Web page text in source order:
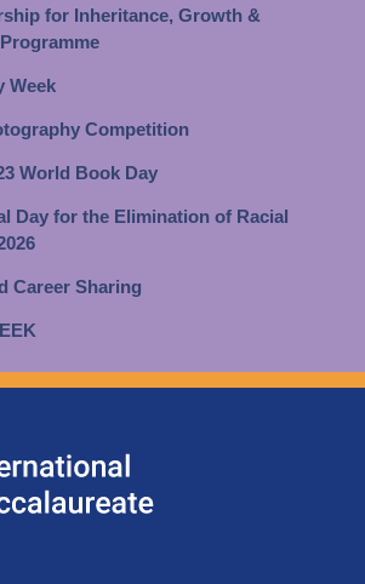
for Inheritance, Growth &
Week
Competition
World Book Day
Day for the Elimination of Racial
Career Sharing